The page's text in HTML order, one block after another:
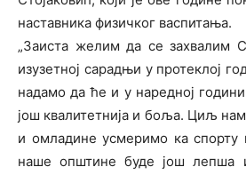
наставника физичког васпитања.
„Заиста желим да се захвалим
изузетној сарадњи у протеклој
надамо да ће и у наредној
још квалитетнија и боља. Циљ
и омладине усмеримо ка спорту
наше општине буде још лепша